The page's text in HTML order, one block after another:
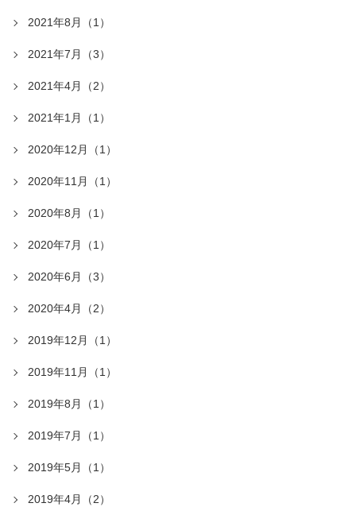
2021年8月（1）
2021年7月（3）
2021年4月（2）
2021年1月（1）
2020年12月（1）
2020年11月（1）
2020年8月（1）
2020年7月（1）
2020年6月（3）
2020年4月（2）
2019年12月（1）
2019年11月（1）
2019年8月（1）
2019年7月（1）
2019年5月（1）
2019年4月（2）